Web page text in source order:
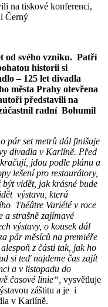
na tiskové konferenci,
Černý
od svého vzniku. Patří
historii si
– 125 let divadla
města Prahy otevřena
představili na
radní Bohumil
pár set metrů dál finišuje
divadla v Karlíně. Před
jdou podle plánu a
lešení pro restaurátory,
vidět, jak krásné bude
výstavu, která
Théâtre Variété v roce
a strašně zajímavé
výstavy, o kousek dál
pár měsíců na premiéře
z části tak, jak ho
si teď najdeme čas zajít
a v listopadu do
časové linie“, vysvětluje
záštitu a je i
v Karlíně.